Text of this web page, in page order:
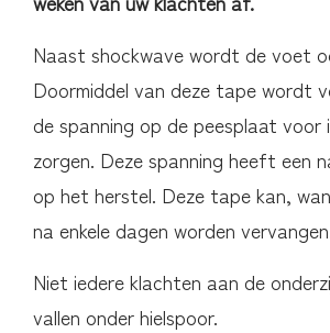
Naast shockwave wordt de voet
Doormiddel van deze tape wordt
de spanning op de peesplaat
zorgen. Deze spanning heeft een
op het herstel. Deze tape kan,
na enkele dagen worden
Niet iedere klachten aan de
vallen onder hielspoor.